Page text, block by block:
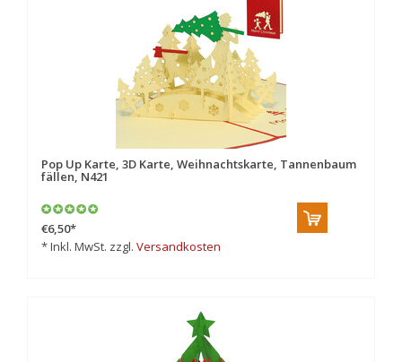
Pop Up Karte, 3D Karte, Weihnachtskarte, Tannenbaum
fällen, N421
€6,50*
* Inkl. MwSt. zzgl. Versandkosten